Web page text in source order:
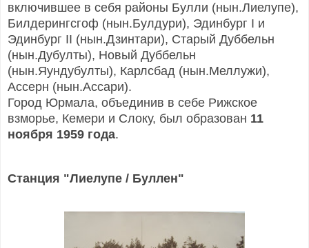
включившее в себя районы Булли (нын.Лиелупе),
Билдерингсгоф (нын.Булдури), Эдинбург I и
Эдинбург II (нын.Дзинтари), Старый Дуббельн
(нын.Дубулты), Новый Дуббельн
(нын.Яундубулты), Карлсбад (нын.Меллужи),
Ассерн (нын.Ассари).
Город Юрмала, объединив в себе Рижское
взморье, Кемери и Слоку, был образован 11
ноября 1959 года.
Станция "Лиелупе / Буллен"